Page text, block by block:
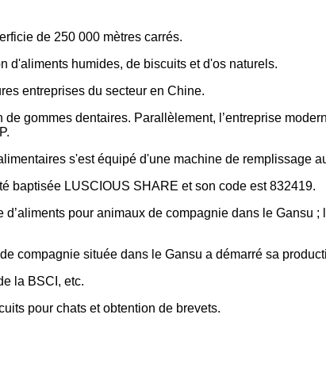
de 250 000 mètres carrés.
d'aliments humides, de biscuits et d'os naturels.
entreprises du secteur en Chine.
gommes dentaires. Parallèlement, l’entreprise
s'est équipé d'une machine de remplissage
baptisée LUSCIOUS SHARE et son code est 832419.
pour animaux de compagnie dans le Gansu
compagnie située dans le Gansu a démarré sa
la BSCI, etc.
pour chats et obtention de brevets.